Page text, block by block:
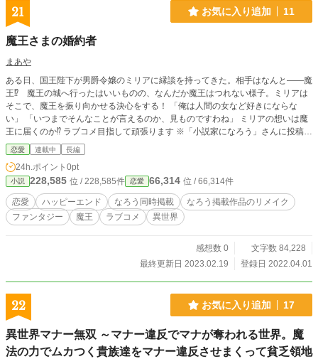
21 お気に入り追加 11
魔王さまの婚約者
まあや
ある日、国王陛下が男爵令嬢のミリアに縁談を持ってきた。相手はなんと――魔
王⁉︎ 魔王の城へ行ったはいいものの、なんだか魔王はつれない様子。ミリアは
そこで、魔王を振り向かせる決心をする！ 「俺は人間の女など好きにならな
い」 「いつまでそんなことが言えるのか、見ものですわね」 ミリアの想いは魔
王に届くのか⁉︎ ラブコメ目指して頑張ります ※「小説家になろう」さんに投稿し
ていたものを少し手直ししたものです。ひとまず第一章完結までは毎日投稿予定
です。
恋愛 連載中 長編
24h.ポイント 0pt
小説 228,585 位 / 228,585件 恋愛 66,314 位 / 66,314件
恋愛 ハッピーエンド なろう同時掲載
なろう掲載作品のリメイク
ファンタジー
魔王 ラブコメ 異世界
感想数 0
文字数 84,228
最終更新日 2023.02.19
登録日 2022.04.01
22 お気に入り追加 17
異世界マナー無双 ～マナー違反でマナが奪われる世界。魔
法の力でムカつく貴族達をマナー違反させまくって貧乏領地